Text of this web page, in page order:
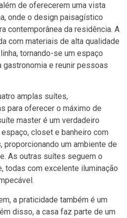
de oferecerem uma vista
onde o design paisagístico
contemporânea da residência. A
com materiais de alta qualidade
tornando-se um espaço
gastronomia e reunir pessoas
amplas suítes,
para oferecer o máximo de
master é um verdadeiro
closet e banheiro com
um ambiente de
As outras suítes seguem o
todas com excelente iluminação
a praticidade também é um
disso, a casa faz parte de um